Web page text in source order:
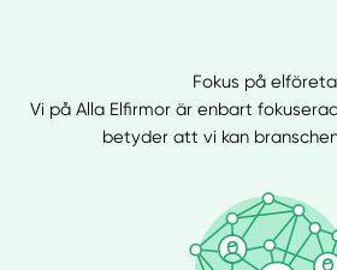
Fokus på
Vi på Alla Elfirmor är enbart
betyder att vi kan